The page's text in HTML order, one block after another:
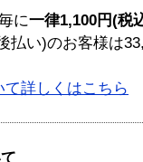
に一律1,100円(税
払い)のお客様は
て詳しくはこちら